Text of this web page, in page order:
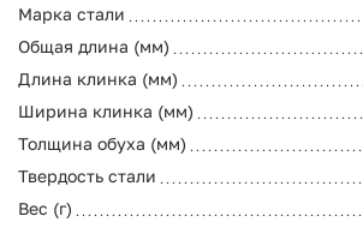
Марка стали
Общая длина (мм)
Длина клинка (мм)
Ширина клинка (мм)
Толщина обуха (мм)
Твердость стали
Вес (г)